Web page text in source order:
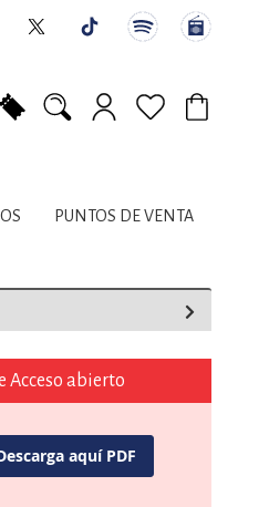
PUNTOS DE VENTA
Acceso abierto
aquí PDF